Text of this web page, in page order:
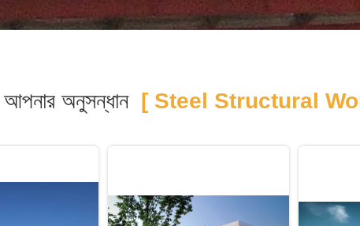
আপনার অনুসন্ধান[ Steel Structural